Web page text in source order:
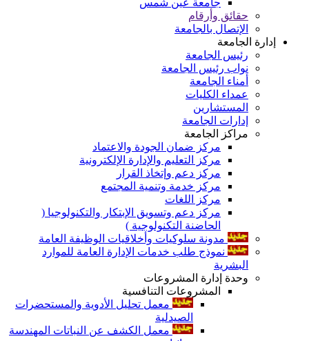
حقائق وأرقام
الإتصال بالجامعة
إدارة الجامعة
رئيس الجامعة
نواب رئيس الجامعة
أمناء الجامعة
عمداء الكليات
المستشارين
إدارات الجامعة
مراكز الجامعة
مركز ضمان الجودة والاعتماد
مركز التعليم والإدارة الإلكترونية
مركز دعم وإتخاذ القرار
مركز خدمة وتنمية المجتمع
مركز اللغات
مركز دعم وتسويق الإبتكار والتكنولوجيا (
الحاضنة التكنولوجية )
مدونة سلوكيات وأخلاقيات الوظيفة العامة
نموذج طلب خدمات الإدارة العامة للموارد
البشرية
وحدة إدارة المشروعات
المشروعات التنافسية
معمل تحليل الأدوية والمستحضرات
الصيدلية
معمل الكشف عن النباتات المهندسة